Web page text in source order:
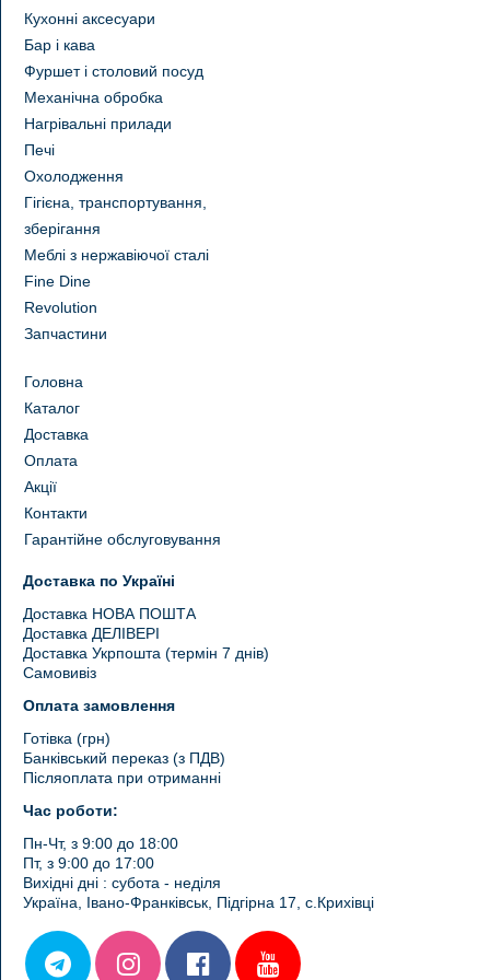
Кухонні аксесуари
Бар і кава
Фуршет і столовий посуд
Механічна обробка
Нагрівальні прилади
Печі
Охолодження
Гігієна, транспортування,
зберігання
Меблі з нержавіючої сталі
Fine Dine
Revolution
Запчастини
Головна
Каталог
Доставка
Оплата
Акції
Контакти
Гарантійне обслуговування
Доставка по Україні
Доставка НОВА ПОШТА
Доставка ДЕЛІВЕРІ
Доставка Укрпошта (термін 7 днів)
Самовивіз
Оплата замовлення
Готівка (грн)
Банківський переказ (з ПДВ)
Післяоплата при отриманні
Час роботи:
Пн-Чт, з 9:00 до 18:00
Пт, з 9:00 до 17:00
Вихідні дні : субота - неділя
Україна, Івано-Франківськ, Підгірна 17, с.Крихівці